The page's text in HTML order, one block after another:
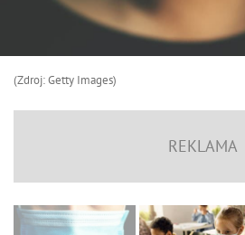
(Zdroj: Getty Images)